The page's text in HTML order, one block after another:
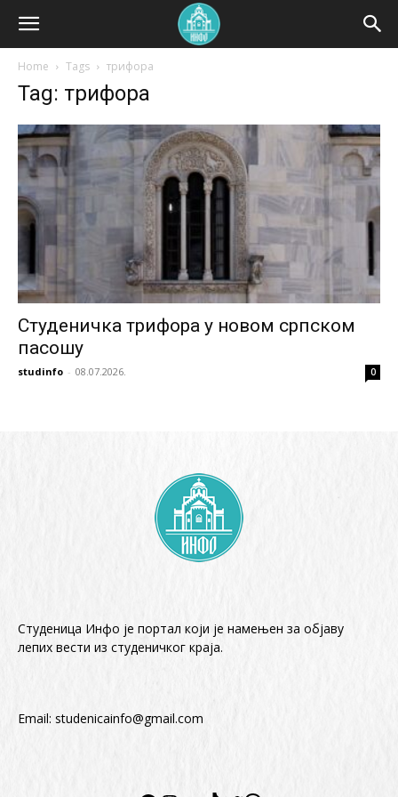
Home Tags трифора
Tag: трифора
Студеничка трифора у новом српском
пасошу
studinfo - 08.07.2026. 0
Студеница Инфо је портал који је намењен за објaву
лепих вести из студеничког краја.
Email: studenicainfo@gmail.com